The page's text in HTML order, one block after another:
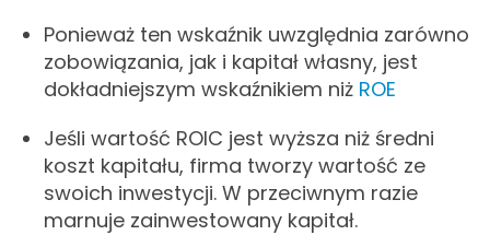
Ponieważ ten wskaźnik uwzględnia zarówno
zobowiązania, jak i kapitał własny, jest
dokładniejszym wskaźnikiem niż ROE
Jeśli wartość ROIC jest wyższa niż średni
koszt kapitału, firma tworzy wartość ze
swoich inwestycji. W przeciwnym razie
marnuje zainwestowany kapitał.